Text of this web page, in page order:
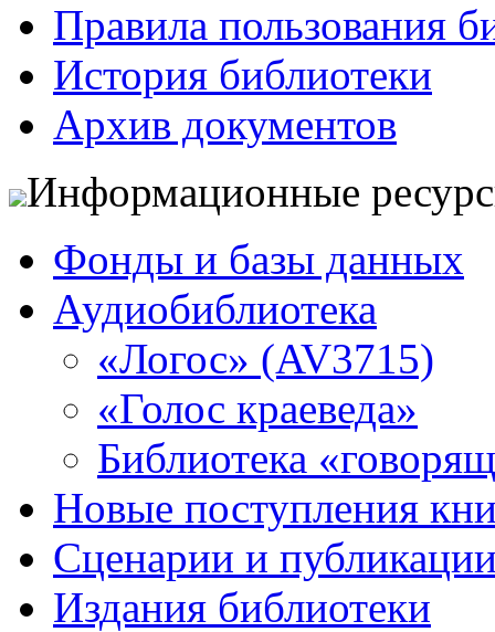
Правила пользования
История библиотеки
Архив документов
Информационные
Фонды и базы данных
Аудиобиблиотека
«Логос» (AV3715)
«Голос краеведа»
Библиотека
Новые поступления
Сценарии и
Издания библиотеки